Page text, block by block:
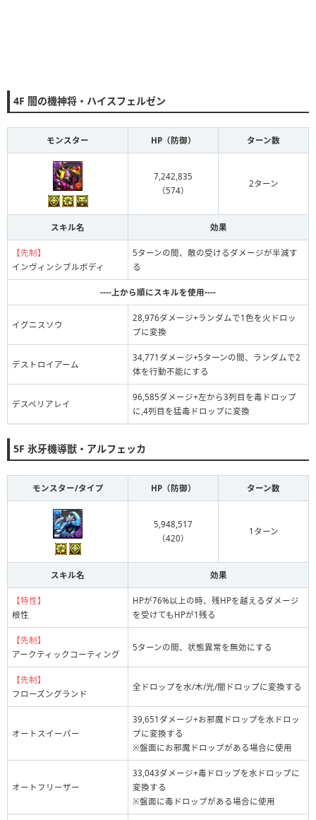
4F 闇の機神将・ハイスフェルゼン
モンスター HP（防御） ターン数
7,242,835
（574）
2ターン
スキル名 効果
【先制】
インヴィンシブルボディ
5ターンの間、敵の受けるダメージが半減す
る
----上から順にスキルを使用----
イグニスソウ
28,976ダメージ+ランダムで1色を火ドロッ
プに変換
デストロイアーム
34,771ダメージ+5ターンの間、ランダムで2
体を行動不能にする
デスペリアレイ
96,585ダメージ+左から3列目を毒ドロップ
に,4列目を猛毒ドロップに変換
5F 氷牙機導獣・アルフェッカ
モンスター/タイプ HP（防御） ターン数
5,948,517
（420）
1ターン
スキル名 効果
【特性】
根性
HPが76%以上の時、残HPを越えるダメージ
を受けてもHPが1残る
【先制】
アークティックコーティング
5ターンの間、状態異常を無効にする
【先制】
フローズングランド
全ドロップを水/木/光/闇ドロップに変換する
オートスイーパー
39,651ダメージ+お邪魔ドロップを水ドロッ
プに変換する
※盤面にお邪魔ドロップがある場合に使用
オートフリーザー
33,043ダメージ+毒ドロップを水ドロップに
変換する
※盤面に毒ドロップがある場合に使用